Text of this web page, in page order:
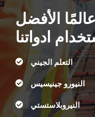
الأفضل
ادواتنا
التعلم الجيني
النيورو جينيسيس
النيروبلاستستي